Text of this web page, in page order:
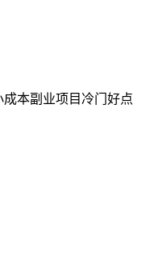
本副业项目冷门好点